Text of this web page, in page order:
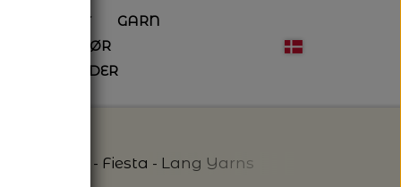
GARN
SYTILBEHØR
ÅBNINGSTIDER
Parade - 02 - Fiesta - Lang Yarns